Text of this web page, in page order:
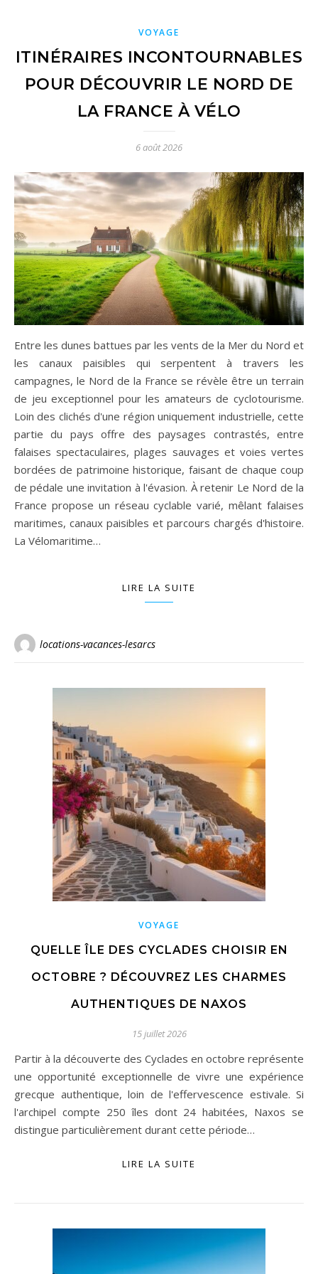
VOYAGE
ITINÉRAIRES INCONTOURNABLES
POUR DÉCOUVRIR LE NORD DE
LA FRANCE À VÉLO
6 août 2026
Entre les dunes battues par les vents de la Mer du Nord et
les canaux paisibles qui serpentent à travers les
campagnes, le Nord de la France se révèle être un terrain
de jeu exceptionnel pour les amateurs de cyclotourisme.
Loin des clichés d'une région uniquement industrielle, cette
partie du pays offre des paysages contrastés, entre
falaises spectaculaires, plages sauvages et voies vertes
bordées de patrimoine historique, faisant de chaque coup
de pédale une invitation à l'évasion. À retenir Le Nord de la
France propose un réseau cyclable varié, mêlant falaises
maritimes, canaux paisibles et parcours chargés d'histoire.
La Vélomaritime…
LIRE LA SUITE
locations-vacances-lesarcs
VOYAGE
QUELLE ÎLE DES CYCLADES CHOISIR EN
OCTOBRE ? DÉCOUVREZ LES CHARMES
AUTHENTIQUES DE NAXOS
15 juillet 2026
Partir à la découverte des Cyclades en octobre représente
une opportunité exceptionnelle de vivre une expérience
grecque authentique, loin de l'effervescence estivale. Si
l'archipel compte 250 îles dont 24 habitées, Naxos se
distingue particulièrement durant cette période…
LIRE LA SUITE